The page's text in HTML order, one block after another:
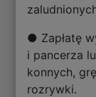
● Zapłatę
i pancerza
konnych,
rozrywki.